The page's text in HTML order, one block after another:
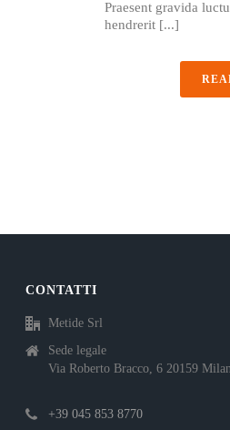
Praesent gravida
hendrerit [...]
CONTATTI
Metide Srl
Sede legale
Via Roberto Bracco, 6 20159
+39 045 853 8770